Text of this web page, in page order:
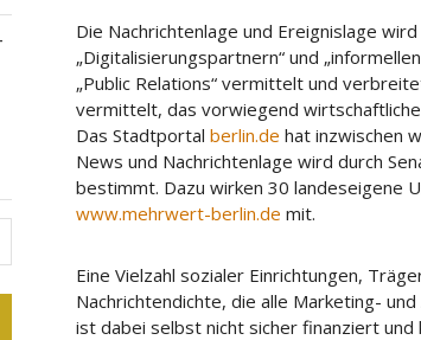
Die Nachrichtenlage und Ereignislage
„Digitalisierungspartnern“ und
„Public Relations“ vermittelt und
vermittelt, das vorwiegend
Das Stadtportal berlin.de hat inzwischen
News und Nachrichtenlage wird durch
bestimmt. Dazu wirken 30 landeseigene
www.mehrwert-berlin.de mit.
Eine Vielzahl sozialer Einrichtungen,
Nachrichtendichte, die alle Marketing-
ist dabei selbst nicht sicher finanziert